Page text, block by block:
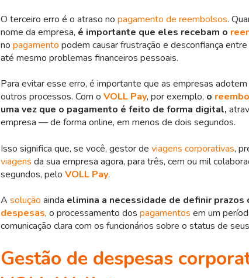
O terceiro erro é o atraso no pagamento de reembolsos.
nome da empresa, é importante que eles recebam o
no pagamento podem causar frustração e desconfiança
até mesmo problemas financeiros pessoais.
Para evitar esse erro, é importante que as empresas
outros processos. Com o VOLL Pay, por exemplo, o
uma vez que o pagamento é feito de forma digital,
empresa — de forma online, em menos de dois segundos.
Isso significa que, se você, gestor de viagens corporativas,
viagens da sua empresa agora, para três, cem ou mil
segundos, pelo VOLL Pay.
A solução ainda elimina a necessidade de definir prazos
despesas, o processamento dos pagamentos em um
comunicação clara com os funcionários sobre o status de seus
Gestão de despesas